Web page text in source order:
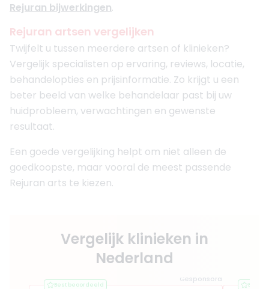
Rejuran bijwerkingen.
Rejuran artsen vergelijken
Twijfelt u tussen meerdere artsen of klinieken?
Vergelijk specialisten op ervaring, reviews, locatie,
behandelopties en prijsinformatie. Zo krijgt u een
beter beeld van welke behandelaar past bij uw
huidprobleem, verwachtingen en gewenste
resultaat.
Een goede vergelijking helpt om niet alleen de
goedkoopste, maar vooral de meest passende
Rejuran arts te kiezen.
Vergelijk klinieken in
Nederland
Gesponsord
Best beoordeeld Best